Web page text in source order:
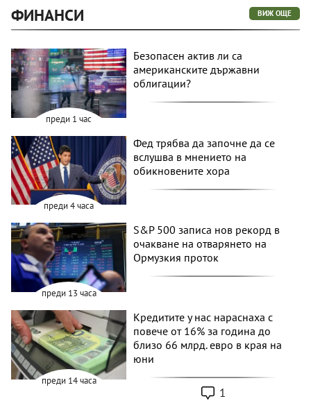
ФИНАНСИ ВИЖ ОЩЕ
преди 1 час
Безопасен актив ли са
американските държавни
облигации?
преди 4 часа
Фед трябва да започне да се
вслушва в мнението на
обикновените хора
преди 13 часа
S&P 500 записа нов рекорд в
очакване на отварянето на
Ормузкия проток
преди 14 часа
Кредитите у нас нараснаха с
повече от 16% за година до
близо 66 млрд. евро в края на
юни
1